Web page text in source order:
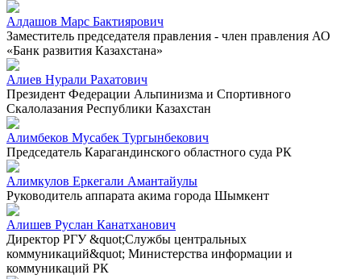
Алдашов Марс Бактиярович
Заместитель председателя правления - член правления АО
«Банк развития Казахстана»
Алиев Нурали Рахатович
Президент Федерации Альпинизма и Спортивного
Скалолазания Республики Казахстан
Алимбеков Мусабек Тургынбекович
Председатель Карагандинского областного суда РК
Алимкулов Еркегали Амантайулы
Руководитель аппарата акима города Шымкент
Алишев Руслан Канатханович
Директор РГУ &quot;Службы центральных
коммуникаций&quot; Министерства информации и
коммуникаций РК